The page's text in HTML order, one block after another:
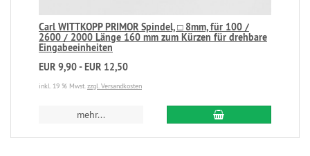
Carl WITTKOPP PRIMOR Spindel, □ 8mm, für 100 /
2600 / 2000 Länge 160 mm zum Kürzen für drehbare
Eingabeeinheiten
EUR 9,90 - EUR 12,50
inkl. 19 % Mwst.zzgl. Versandkosten
mehr...